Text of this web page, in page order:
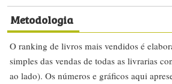
Metodologia
O ranking de livros mais vendidos é
simples das vendas de todas as livrarias
ao lado). Os números e gráficos aqui